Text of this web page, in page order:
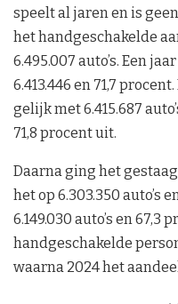
speelt al jaren en is
het handgeschakelde
6.495.007 auto’s. Een
6.413.446 en 71,7
gelijk met 6.415.687
71,8 procent uit.
Daarna ging het
het op 6.303.350 auto’s
6.149.030 auto’s en 67,3
handgeschakelde
waarna 2024 het